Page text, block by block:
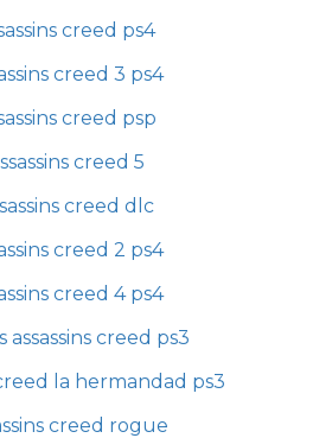
creed ps4
creed 3 ps4
creed psp
creed 5
creed dlc
creed 2 ps4
creed 4 ps4
assassins creed ps3
la hermandad ps3
creed rogue